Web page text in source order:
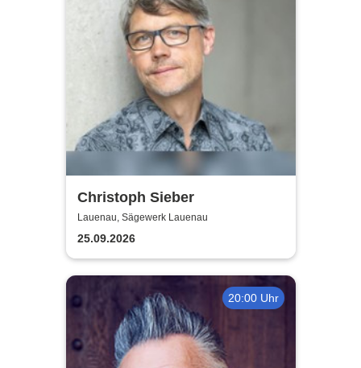
Christoph Sieber
Lauenau, Sägewerk Lauenau
25.09.2026
20:00 Uhr